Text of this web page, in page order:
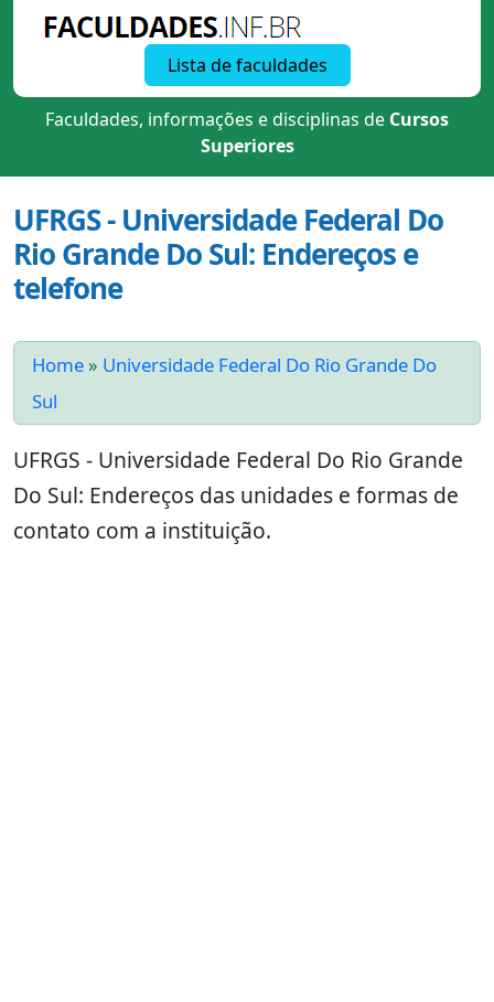
Lista de faculdades
Faculdades, informações e disciplinas de Cursos
Superiores
UFRGS - Universidade Federal Do
Rio Grande Do Sul: Endereços e
telefone
Home » Universidade Federal Do Rio Grande Do
Sul
UFRGS - Universidade Federal Do Rio Grande
Do Sul: Endereços das unidades e formas de
contato com a instituição.